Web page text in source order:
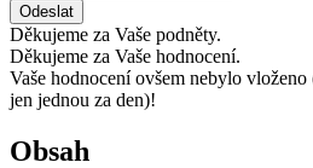
Odeslat
Děkujeme za Vaše podněty.
Děkujeme za Vaše hodnocení.
Vaše hodnocení ovšem nebylo
jen jednou za den)!
Obsah